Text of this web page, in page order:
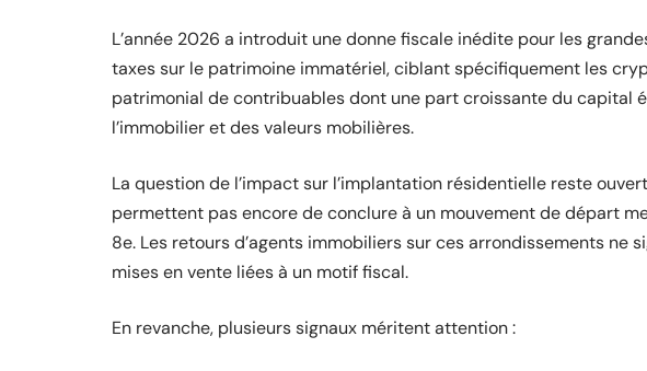
L’année 2026 a introduit une donne fiscale inédite pour les
taxes sur le patrimoine immatériel, ciblant spécifiquement les
patrimonial de contribuables dont une part croissante du capital
l’immobilier et des valeurs mobilières.
La question de l’impact sur l’implantation résidentielle reste
permettent pas encore de conclure à un mouvement de départ
8e. Les retours d’agents immobiliers sur ces arrondissements ne
mises en vente liées à un motif fiscal.
En revanche, plusieurs signaux méritent attention :